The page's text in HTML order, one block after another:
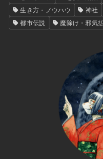
生き方・ノウハウ
神社
都市伝説
魔除け・邪気